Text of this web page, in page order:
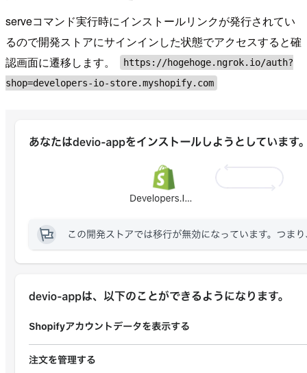
serveコマンド実行時にインストールリンクが発行されてい
るので開発ストアにサインインした状態でアクセスすると確
認画面に遷移します。
https://hogehoge.ngrok.io/auth?
shop=developers-io-store.myshopify.com